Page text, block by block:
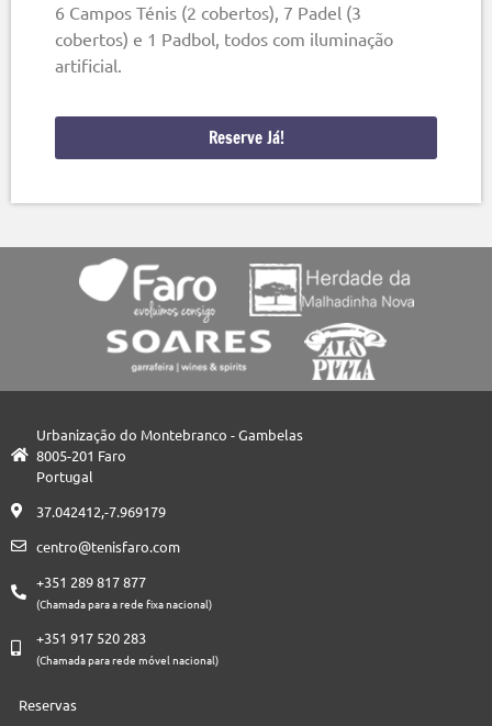
6 Campos Ténis (2 cobertos), 7 Padel (3
cobertos) e 1 Padbol, todos com iluminação
artificial.
Reserve Já!
Urbanização do Montebranco - Gambelas
8005-201 Faro
Portugal
37.042412,-7.969179
centro@tenisfaro.com
+351 289 817 877
(Chamada para a rede fixa nacional)
+351 917 520 283
(Chamada para rede móvel nacional)
Reservas